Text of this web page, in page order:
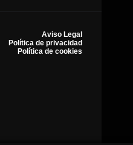
Aviso Legal
Política de privacidad
Política de cookies